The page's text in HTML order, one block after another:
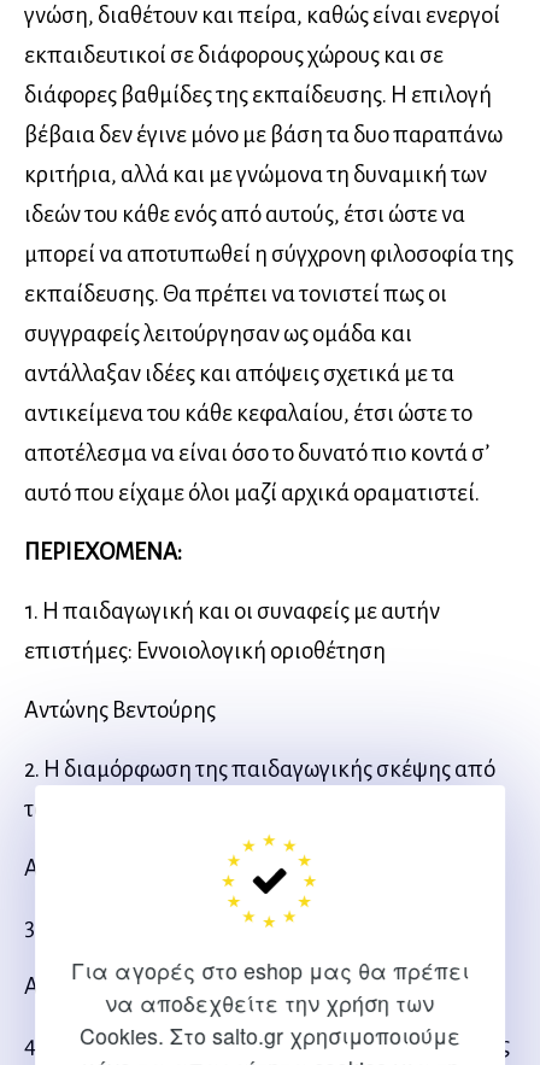
Για αγορές στο eshop μας θα πρέπει
να αποδεχθείτε την χρήση των
Cookies. Στο salto.gr χρησιμοποιούμε
γνώση, διαθέτουν και πείρα, καθώς είναι ενεργοί
εκπαιδευτικοί σε διάφορους χώρους και σε
διάφορες βαθμίδες της εκπαίδευσης. Η επιλογή
βέβαια δεν έγινε μόνο με βάση τα δυο παραπάνω
κριτήρια, αλλά και με γνώμονα τη δυναμική των
ιδεών του κάθε ενός από αυτούς, έτσι ώστε να
μπορεί να αποτυπωθεί η σύγχρονη φιλοσοφία της
εκπαίδευσης. Θα πρέπει να τονιστεί πως οι
συγγραφείς λειτούργησαν ως ομάδα και
αντάλλαξαν ιδέες και απόψεις σχετικά με τα
αντικείμενα του κάθε κεφαλαίου, έτσι ώστε το
αποτέλεσμα να είναι όσο το δυνατό πιο κοντά σ’
αυτό που είχαμε όλοι μαζί αρχικά οραματιστεί.
ΠΕΡΙΕΧΟΜΕΝΑ:
1. Η παιδαγωγική και οι συναφείς με αυτήν
επιστήμες: Εννοιολογική οριοθέτηση
Αντώνης Βεντούρης
2. Η διαμόρφωση της παιδαγωγικής σκέψης από
το 17ο αιώνα έως σήμερα
Αντώνης Βεντούρης
3. Ανάπτυξη: Θέσεις και αντιθέσεις
Αλίκη Μίχου
4. Τα κίνητρα των μαθητών: σύγχρονες θεωρητικές